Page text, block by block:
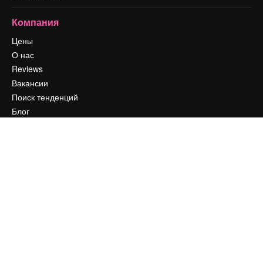
Компания
Цены
О нас
Reviews
Вакансии
Поиск тенденций
Блог